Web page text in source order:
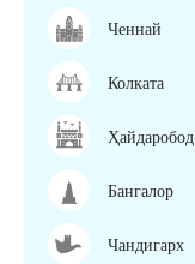
Ченнай
Колката
Ҳайдаробод
Бангалор
Чандигарх